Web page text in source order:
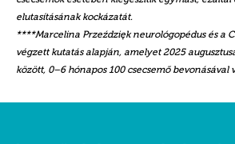
elutasításának kockázatát.
****Marcelina Przeździęk neurológopédus és a
végzett kutatás alapján, amelyet 2025
között, 0–6 hónapos 100 csecsemő bevonásával